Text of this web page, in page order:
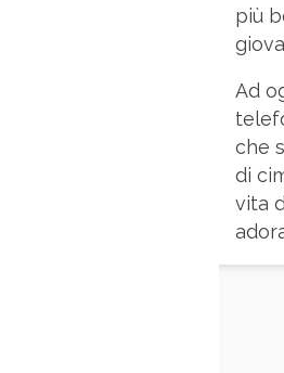
più
Ad
che
di
vita